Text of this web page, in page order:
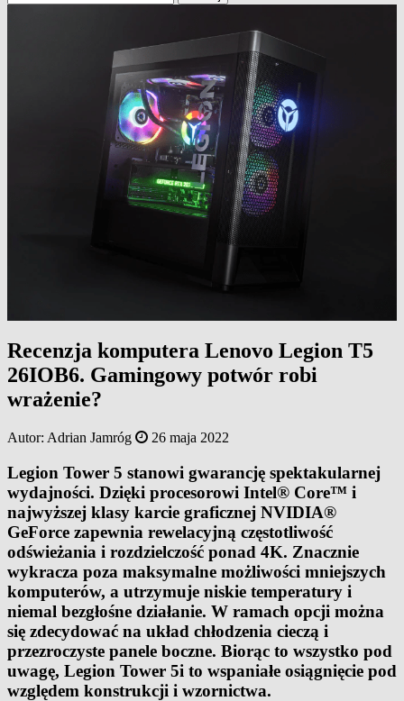
Recenzja komputera Lenovo Legion T5
26IOB6. Gamingowy potwór robi
wrażenie?
Autor: Adrian Jamróg 26 maja 2022
Legion Tower 5 stanowi gwarancję spektakularnej
wydajności. Dzięki procesorowi Intel® Core™ i
najwyższej klasy karcie graficznej NVIDIA®
GeForce zapewnia rewelacyjną częstotliwość
odświeżania i rozdzielczość ponad 4K. Znacznie
wykracza poza maksymalne możliwości mniejszych
komputerów, a utrzymuje niskie temperatury i
niemal bezgłośne działanie. W ramach opcji można
się zdecydować na układ chłodzenia cieczą i
przezroczyste panele boczne. Biorąc to wszystko pod
uwagę, Legion Tower 5i to wspaniałe osiągnięcie pod
względem konstrukcji i wzornictwa.